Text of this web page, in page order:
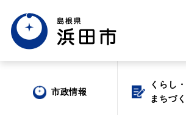
市政情報
くらし
まちづ
市政情報
くらし
まちづ